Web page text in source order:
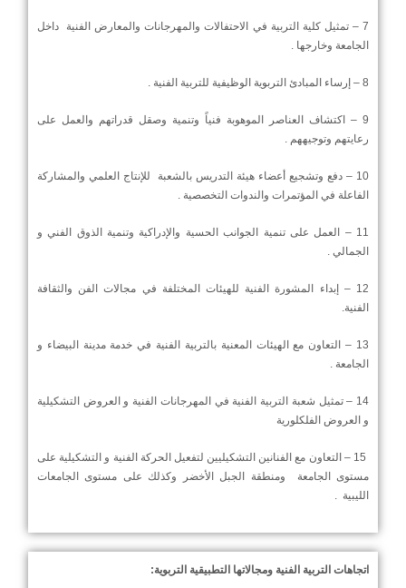
7 – تمثيل كلية التربية في الاحتفالات والمهرجانات والمعارض الفنية داخل
الجامعة وخارجها .
8 – إرساء المبادئ التربوية الوظيفية للتربية الفنية .
9 – اكتشاف العناصر الموهوبة فنياً وتنمية وصقل قدراتهم والعمل على
رعايتهم وتوجيههم .
10 – دفع وتشجيع أعضاء هيئة التدريس بالشعبة للإنتاج العلمي والمشاركة
الفاعلة في المؤتمرات والندوات التخصصية .
11 – العمل على تنمية الجوانب الحسية والإدراكية وتنمية الذوق الفني و
الجمالي .
12 – إبداء المشورة الفنية للهيئات المختلفة في مجالات الفن والثقافة
الفنية.
13 – التعاون مع الهيئات المعنية بالتربية الفنية في خدمة مدينة البيضاء و
الجامعة .
14 – تمثيل شعبة التربية الفنية في المهرجانات الفنية و العروض التشكيلية
و العروض الفلكلورية
15 – التعاون مع الفنانين التشكيليين لتفعيل الحركة الفنية و التشكيلية على
مستوى الجامعة ومنطقة الجبل الأخضر وكذلك على مستوى الجامعات
الليبية .
اتجاهات التربية الفنية ومجالاتها التطبيقية التربوية: